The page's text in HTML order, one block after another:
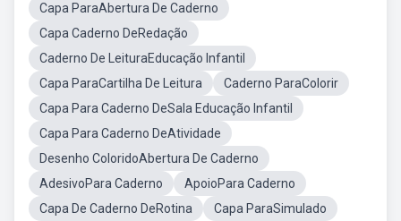
Capa ParaAbertura De Caderno
Capa Caderno DeRedação
Caderno De LeituraEducação Infantil
Capa ParaCartilha De Leitura
Caderno ParaColorir
Capa Para Caderno DeSala Educação Infantil
Capa Para Caderno DeAtividade
Desenho ColoridoAbertura De Caderno
AdesivoPara Caderno
ApoioPara Caderno
Capa De Caderno DeRotina
Capa ParaSimulado